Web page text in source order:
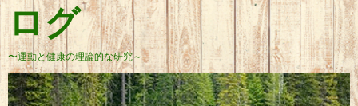
ログ
〜運動と健康の理論的な研究～